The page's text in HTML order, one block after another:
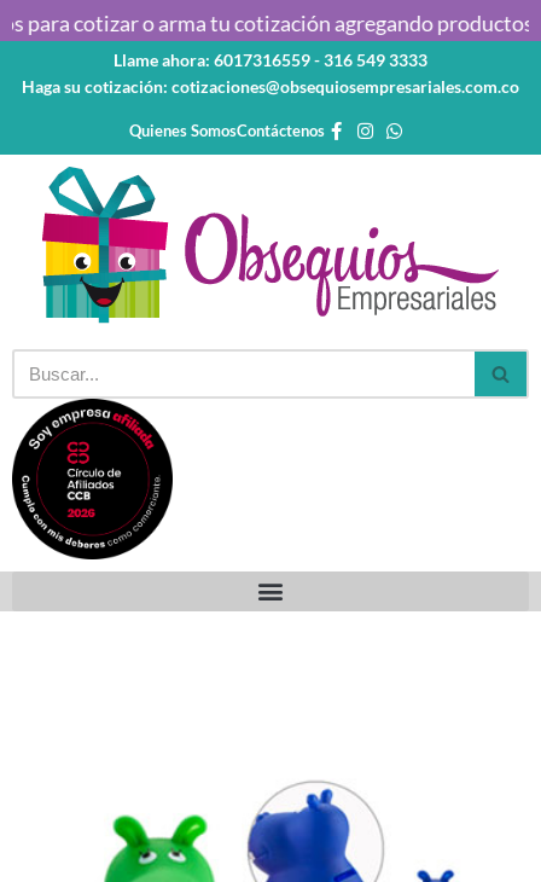
al
cotizar o arma tu cotización agregando productos
Llame ahora: 6017316559 - 316 549 3333
Haga su cotización: cotizaciones@obsequiosempresariales.com.co
Quienes SomosContáctenos